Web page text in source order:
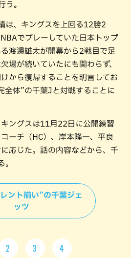
う。
は、キングスを上回る12勝2
でプレーしていた日本トップ
渡邊雄太が開幕から2戦目で足
場が続いていたにも関わらず、
から復帰することを明言してお
全体”の千葉Jと対戦することに
ングスは11月22日に公開練習
ーチ（HC）、岸本隆一、平良
応じた。話の内容などから、千
。
ント揃い”の千葉ジェ
ッツ
2 3 4